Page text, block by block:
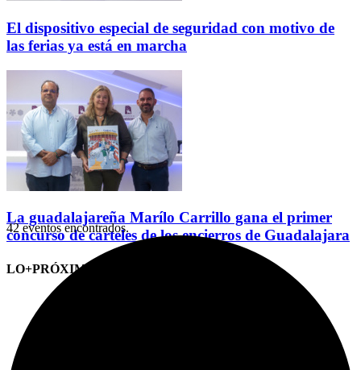
El dispositivo especial de seguridad con motivo de
las ferias ya está en marcha
La guadalajareña Marílo Carrillo gana el primer
concurso de carteles de los encierros de Guadalajara
LO+PRÓXIMO (CITAS)
42 eventos encontrados.